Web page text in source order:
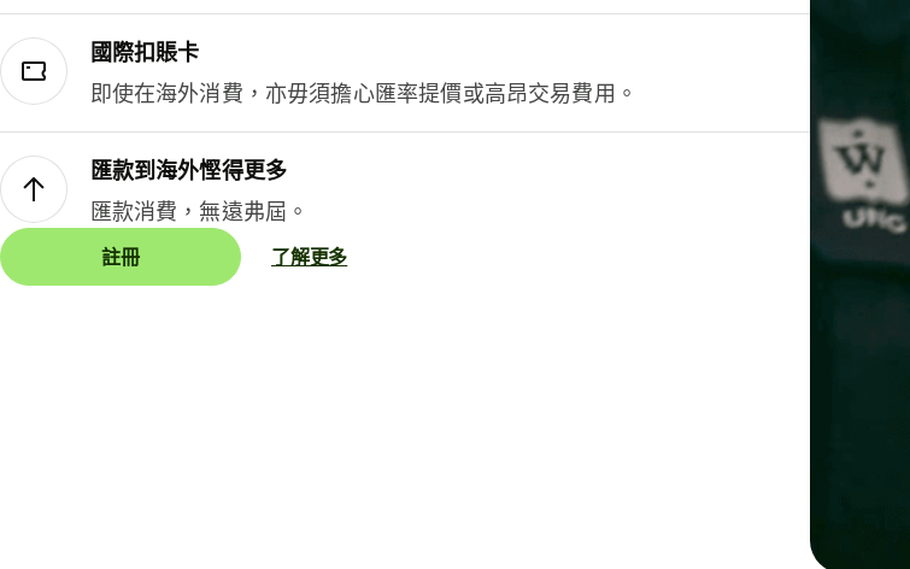
國際扣賬卡
即使在海外消費，亦毋須擔心匯率提價或高昂交易費用。
匯款到海外慳得更多
匯款消費，無遠弗屆。
註冊 了解更多